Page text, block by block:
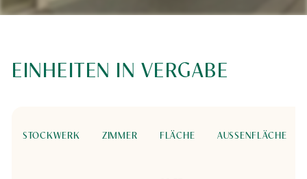
EINHEITEN IN VERGABE
STOCKWERK ZIMMER FLÄCHE AUSSENFLÄCHE